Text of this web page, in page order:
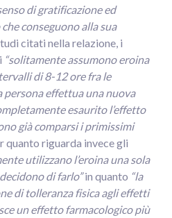
di gratificazione ed
conseguono alla sua
citati nella relazione, i
“solitamente assumono eroina
di 8-12 ore fra le
persona effettua una nuova
esaurito l’effetto
già comparsi i primissimi
quanto riguarda invece gli
utilizzano l’eroina una sola
di farlo”in quanto “la
di tolleranza fisica agli effetti
un effetto farmacologico più